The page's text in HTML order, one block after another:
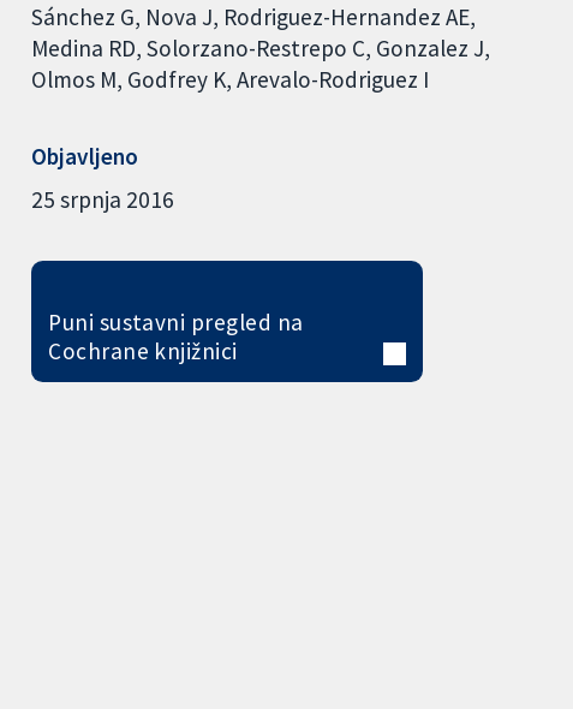
Sánchez G Nova J Rodriguez-Hernandez AE
Medina RD Solorzano-Restrepo C Gonzalez J
Olmos M Godfrey K Arevalo-Rodriguez I
Objavljeno
25 srpnja 2016
Puni sustavni pregled na
Cochrane knjižnici